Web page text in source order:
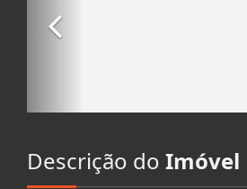
Descrição do Imóvel